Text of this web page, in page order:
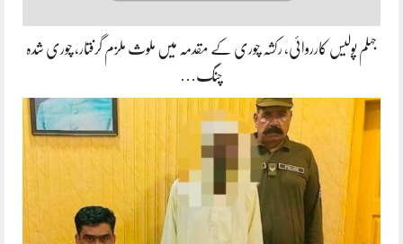
جہلم پولیس کارروائی، رکشہ چوری کے مقدمہ میں ملوث ملزم گرفتار، چوری شدہ
چنگ…